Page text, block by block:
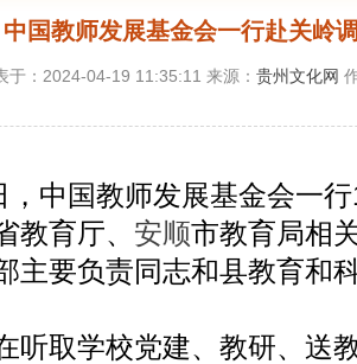
中国教师发展基金会一行赴关岭
于：2024-04-19 11:35:11 来源： 贵州文化网
国教师发展基金会一行
教育厅、 安顺市教育局相
主要负责同志和县教育和
取学校党建、教研、送